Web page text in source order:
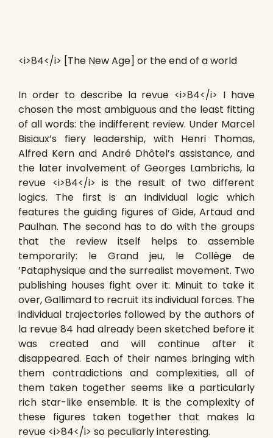
<i>84</i> [The New Age] or the end of a world
In order to describe la revue <i>84</i> I have
chosen the most ambiguous and the least fitting
of all words: the indifferent review. Under Marcel
Bisiaux’s fiery leadership, with Henri Thomas,
Alfred Kern and André Dhôtel’s assistance, and
the later involvement of Georges Lambrichs, la
revue <i>84</i> is the result of two different
logics. The first is an individual logic which
features the guiding figures of Gide, Artaud and
Paulhan. The second has to do with the groups
that the review itself helps to assemble
temporarily: le Grand jeu, le Collège de
’Pataphysique and the surrealist movement. Two
publishing houses fight over it: Minuit to take it
over, Gallimard to recruit its individual forces. The
individual trajectories followed by the authors of
la revue 84 had already been sketched before it
was created and will continue after it
disappeared. Each of their names bringing with
them contradictions and complexities, all of
them taken together seems like a particularly
rich star-like ensemble. It is the complexity of
these figures taken together that makes la
revue <i>84</i> so peculiarly interesting.